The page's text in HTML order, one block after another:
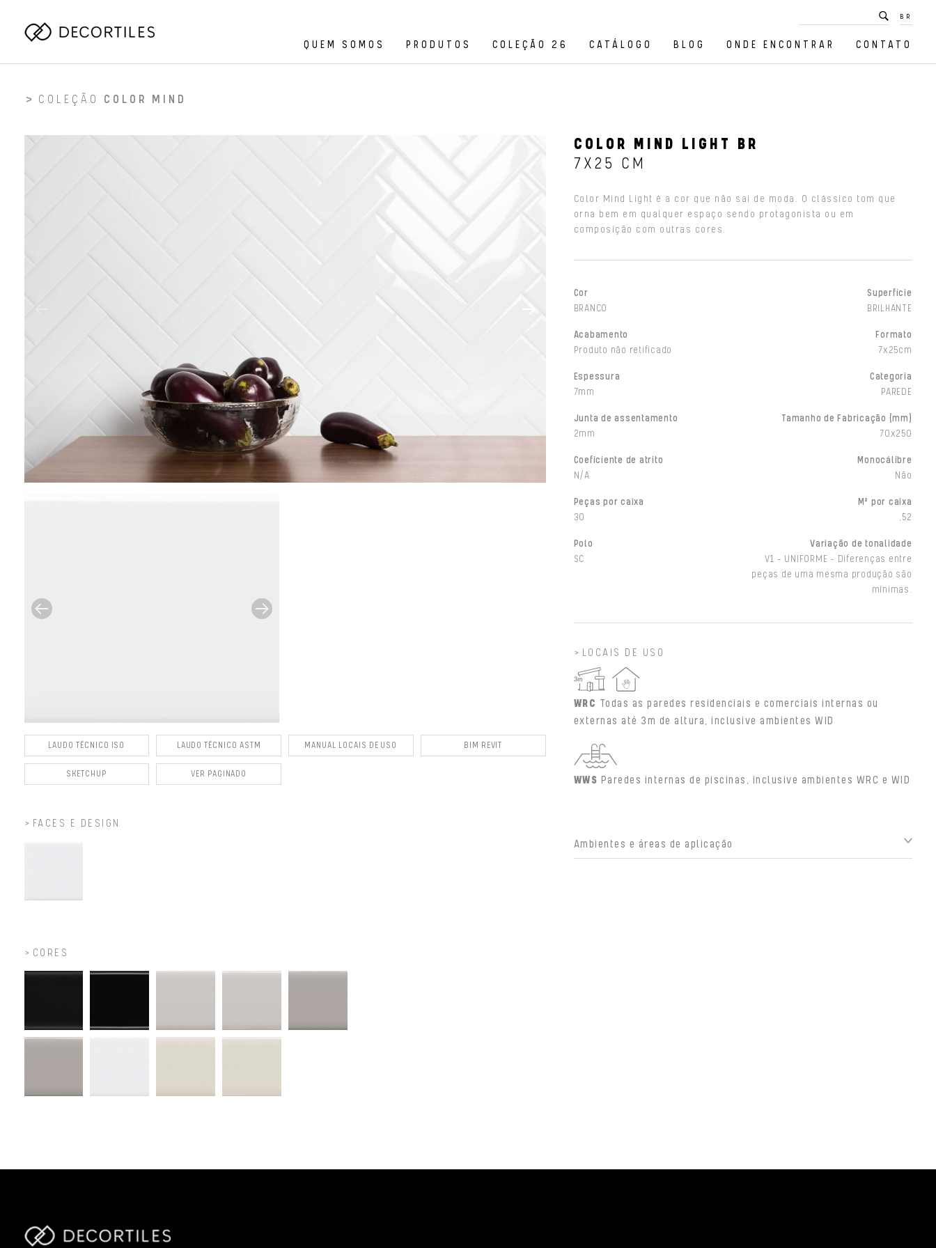
BR
QUEM SOMOS PRODUTOS COLEÇÃO 26 CATÁLOGO BLOG ONDE ENCONTRAR CONTATO
COLEÇÃO COLOR MIND
LAUDO TÉCNICO ISO LAUDO TÉCNICO ASTM MANUAL LOCAIS DE USO BIM REVIT
SKETCHUP VER PAGINADO
FACES E DESIGN
CORES
COLOR MIND LIGHT BR
7X25 CM
Color Mind Light é a cor que não sai de moda. O clássico tom que
orna bem em qualquer espaço sendo protagonista ou em
composição com outras cores.
Cor
BRANCO
Superfície
BRILHANTE
Acabamento
Produto não retificado
Formato
7x25cm
Espessura
7mm
Categoria
PAREDE
Junta de assentamento
2mm
Tamanho de Fabricação (mm)
70x250
Coeficiente de atrito
N/A
Monocálibre
Não
Peças por caixa
30
M² por caixa
,52
Polo
SC
Variação de tonalidade
V1 - UNIFORME - Diferenças entre
peças de uma mesma produção são
mínimas.
LOCAIS DE USO
WRC Todas as paredes residenciais e comerciais internas ou
externas até 3m de altura, inclusive ambientes WID
WWS Paredes internas de piscinas, inclusive ambientes WRC e WID
Ambientes e áreas de aplicação